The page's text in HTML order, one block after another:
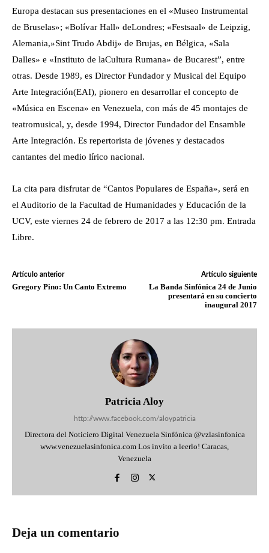
Europa destacan sus presentaciones en el «Museo Instrumental
de Bruselas»; «Bolívar Hall» deLondres; «Festsaal» de Leipzig,
Alemania,»Sint Trudo Abdij» de Brujas, en Bélgica, «Sala
Dalles» e «Instituto de laCultura Rumana» de Bucarest”, entre
otras. Desde 1989, es Director Fundador y Musical del Equipo
Arte Integración(EAI), pionero en desarrollar el concepto de
«Música en Escena» en Venezuela, con más de 45 montajes de
teatromusical, y, desde 1994, Director Fundador del Ensamble
Arte Integración. Es repertorista de jóvenes y destacados
cantantes del medio lírico nacional.
La cita para disfrutar de “Cantos Populares de España», será en
el Auditorio de la Facultad de Humanidades y Educación de la
UCV, este viernes 24 de febrero de 2017 a las 12:30 pm. Entrada
Libre.
Artículo anterior
Gregory Pino: Un Canto Extremo
Artículo siguiente
La Banda Sinfónica 24 de Junio
presentará en su concierto
inaugural 2017
Patricia Aloy
http://www.facebook.com/aloypatricia
Directora del Noticiero Digital Venezuela Sinfónica @vzlasinfonica
www.venezuelasinfonica.com Los invito a leerlo! Caracas,
Venezuela
Deja un comentario